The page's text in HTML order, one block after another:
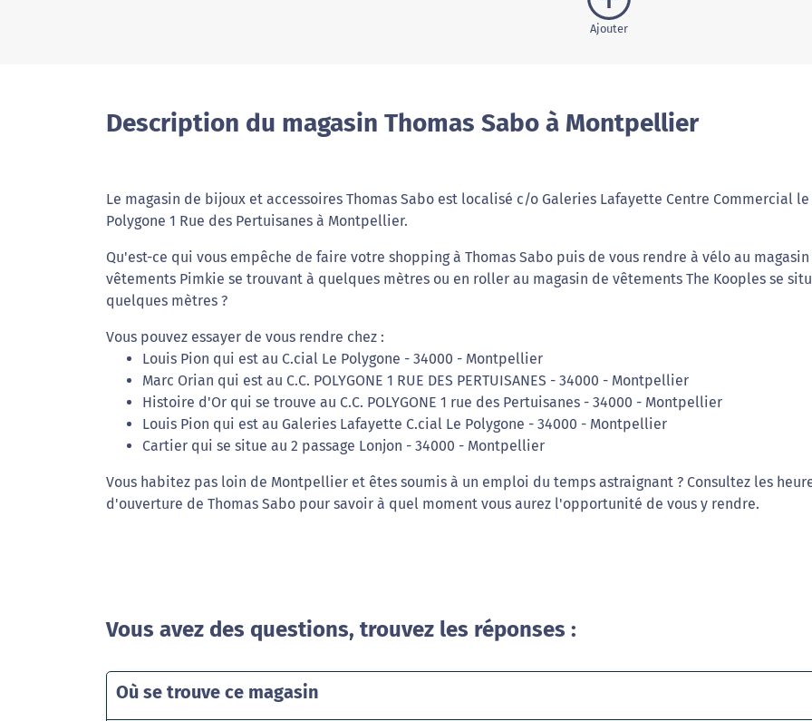
Ajouter
Description du magasin Thomas Sabo à Montpellier
Le magasin de bijoux et accessoires Thomas Sabo est localisé c/o Galeries Lafayette Centre Commercial le
Polygone 1 Rue des Pertuisanes à Montpellier.
Qu'est-ce qui vous empêche de faire votre shopping à Thomas Sabo puis de vous rendre à vélo au
vêtements Pimkie se trouvant à quelques mètres ou en roller au magasin de vêtements The Kooples se
quelques mètres ?
Vous pouvez essayer de vous rendre chez :
Louis Pion qui est au C.cial Le Polygone - 34000 - Montpellier
Marc Orian qui est au C.C. POLYGONE 1 RUE DES PERTUISANES - 34000 - Montpellier
Histoire d'Or qui se trouve au C.C. POLYGONE 1 rue des Pertuisanes - 34000 - Montpellier
Louis Pion qui est au Galeries Lafayette C.cial Le Polygone - 34000 - Montpellier
Cartier qui se situe au 2 passage Lonjon - 34000 - Montpellier
Vous habitez pas loin de Montpellier et êtes soumis à un emploi du temps astraignant ? Consultez les
d'ouverture de Thomas Sabo pour savoir à quel moment vous aurez l'opportunité de vous y rendre.
Vous avez des questions, trouvez les réponses :
Où se trouve ce magasin